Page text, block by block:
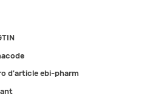
d'article ebi-pharm